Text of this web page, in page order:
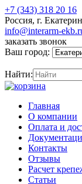
+7 (343) 318 20 16
Россия, г.
info@interarm-
заказать звонок
Ваш город:
Найти:
Главная
О компании
Оплата и
Контакты
Отзывы
Расчет
Статьи